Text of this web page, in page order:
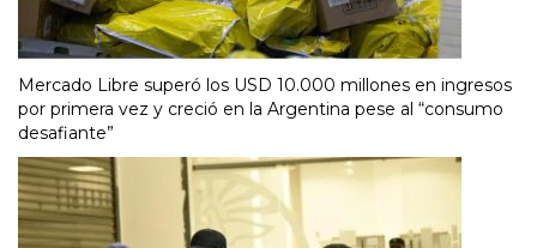
Mercado Libre superó los USD 10.000 millones en ingresos
por primera vez y creció en la Argentina pese al “consumo
desafiante”